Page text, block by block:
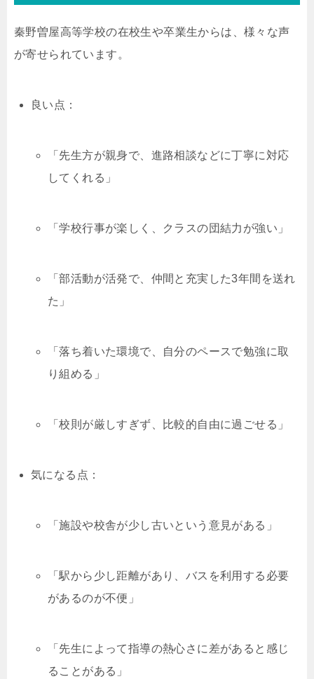
秦野曽屋高等学校の在校生や卒業生からは、様々な声
が寄せられています。
良い点：
「先生方が親身で、進路相談などに丁寧に対応
してくれる」
「学校行事が楽しく、クラスの団結力が強い」
「部活動が活発で、仲間と充実した3年間を送れ
た」
「落ち着いた環境で、自分のペースで勉強に取
り組める」
「校則が厳しすぎず、比較的自由に過ごせる」
気になる点：
「施設や校舎が少し古いという意見がある」
「駅から少し距離があり、バスを利用する必要
があるのが不便」
「先生によって指導の熱心さに差があると感じ
ることがある」